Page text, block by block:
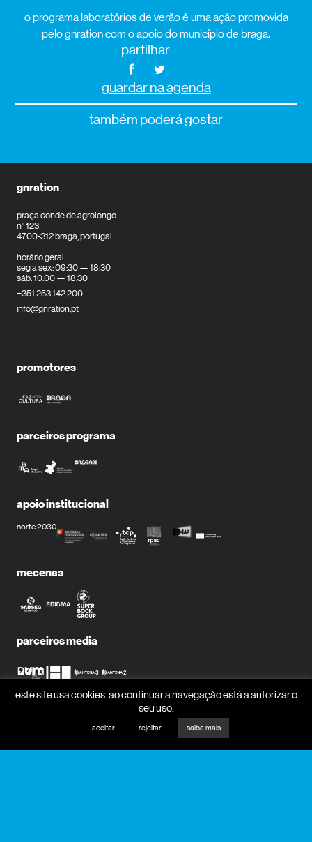
o programa laboratórios de verão é uma ação promovida
pelo gnration com o apoio do município de braga.
partilhar
guardar na agenda
também poderá gostar
gnration
praça conde de agrolongo
n° 123
4700-312 braga, portugal
horário geral
seg a sex: 09:30 — 18:30
sáb: 10:00 — 18:30
+351 253 142 200
info@gnration.pt
promotores
parceiros programa
apoio institucional
norte 2030
mecenas
parceiros media
este site usa cookies. ao continuar a navegação está a autorizar o
seu uso.
aceitar rejeitar saiba mais